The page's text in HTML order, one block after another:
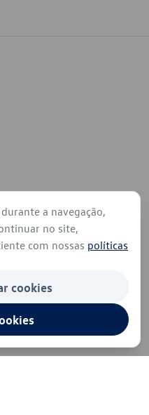
a navegação,
no site,
com nossas políticas
cookies